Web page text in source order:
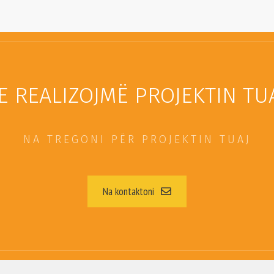
REALIZOJMË PROJEKTIN
NA TREGONI PËR PROJEKTIN TUAJ
Na kontaktoni